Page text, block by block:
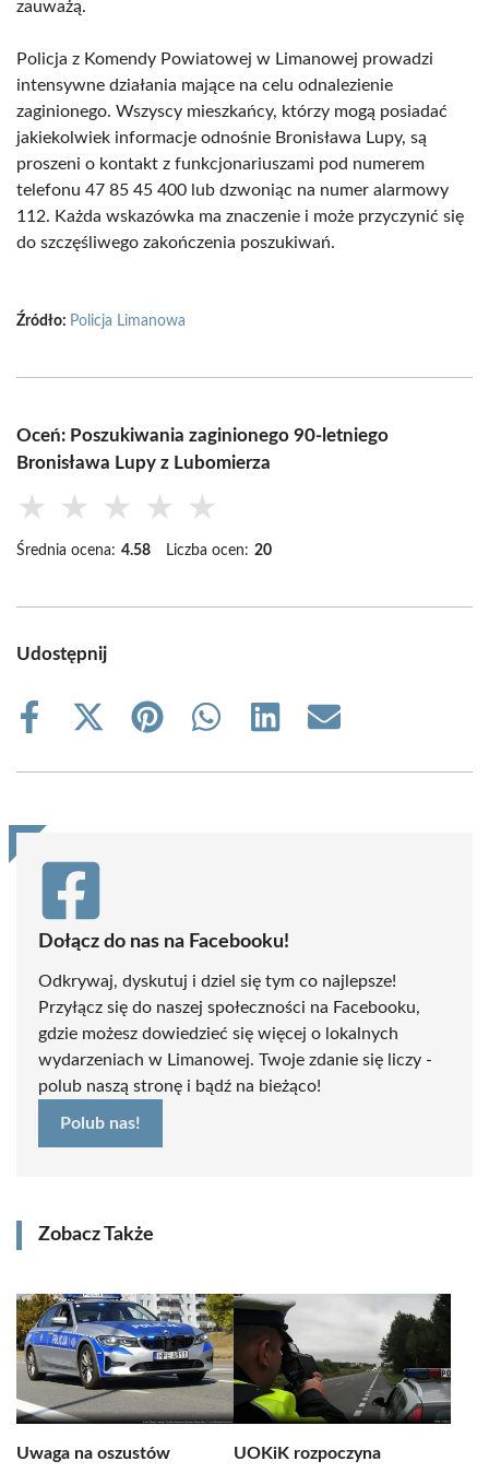
zauważą.
Policja z Komendy Powiatowej w Limanowej prowadzi
intensywne działania mające na celu odnalezienie
zaginionego. Wszyscy mieszkańcy, którzy mogą posiadać
jakiekolwiek informacje odnośnie Bronisława Lupy, są
proszeni o kontakt z funkcjonariuszami pod numerem
telefonu 47 85 45 400 lub dzwoniąc na numer alarmowy
112. Każda wskazówka ma znaczenie i może przyczynić się
do szczęśliwego zakończenia poszukiwań.
Źródło: Policja Limanowa
Oceń: Poszukiwania zaginionego 90-letniego
Bronisława Lupy z Lubomierza
★ ★ ★ ★ ★
Średnia ocena: 4.58 Liczba ocen: 20
Udostępnij
Share
Share
(Twitter)
Share
Share
Share
Share
Dołącz do nas na Facebooku!
Odkrywaj, dyskutuj i dziel się tym co najlepsze!
Przyłącz się do naszej społeczności na Facebooku,
gdzie możesz dowiedzieć się więcej o lokalnych
wydarzeniach w Limanowej. Twoje zdanie się liczy -
polub naszą stronę i bądź na bieżąco!
Polub nas!
Zobacz Także
Uwaga na oszustów
UOKiK rozpoczyna